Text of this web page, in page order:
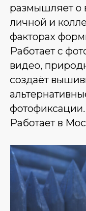
размышляет о
личной и
факторах
Работает с
видео,
создаёт
фотофиксации.
Работает в